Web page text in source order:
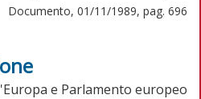
Documento, 01/11/1989, pag. 696
e Parlamento europeo